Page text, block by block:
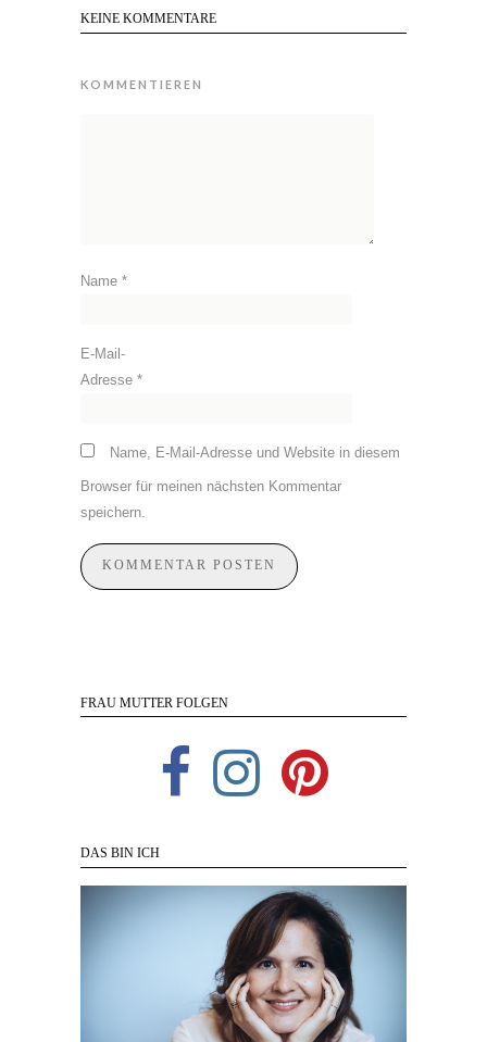
KEINE KOMMENTARE
KOMMENTIEREN
Name *
E-Mail-
Adresse *
Name, E-Mail-Adresse und Website in diesem
Browser für meinen nächsten Kommentar
speichern.
FRAU MUTTER FOLGEN
DAS BIN ICH